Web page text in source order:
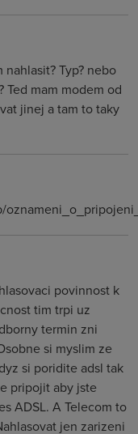
Typ? nebo
Ted mam modem od
jinej a tam to taky
povinnost k
tim trpi uz
termin zni
si myslim ze
si poridite adsl tak
pripojit aby jste
ADSL. A Telecom to
jen zarizeni